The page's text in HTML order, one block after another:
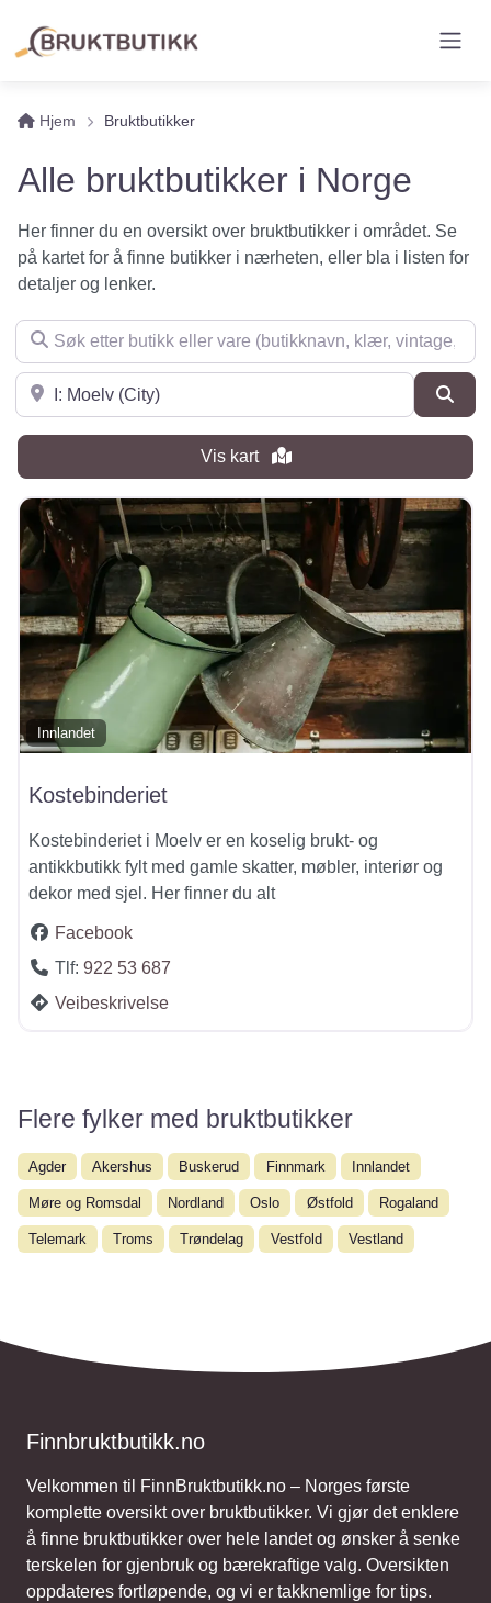
Hjem Bruktbutikker
Alle bruktbutikker i Norge
Her finner du en oversikt over bruktbutikker i området. Se
på kartet for å finne butikker i nærheten, eller bla i listen for
detaljer og lenker.
Søk etter butikk eller vare (butikknavn, klær, vintage, møbler
Søk i nærheten
Vis kart
Innlandet
Kostebinderiet
Kostebinderiet i Moelv er en koselig brukt- og
antikkbutikk fylt med gamle skatter, møbler, interiør og
dekor med sjel. Her finner du alt
Facebook
Tlf: 922 53 687
Veibeskrivelse
Flere fylker med bruktbutikker
Agder Akershus Buskerud Finnmark Innlandet
Møre og Romsdal Nordland Oslo Østfold Rogaland
Telemark Troms Trøndelag Vestfold Vestland
Finnbruktbutikk.no
Velkommen til FinnBruktbutikk.no – Norges første
komplette oversikt over bruktbutikker. Vi gjør det enklere
å finne bruktbutikker over hele landet og ønsker å senke
terskelen for gjenbruk og bærekraftige valg. Oversikten
oppdateres fortløpende, og vi er takknemlige for tips.